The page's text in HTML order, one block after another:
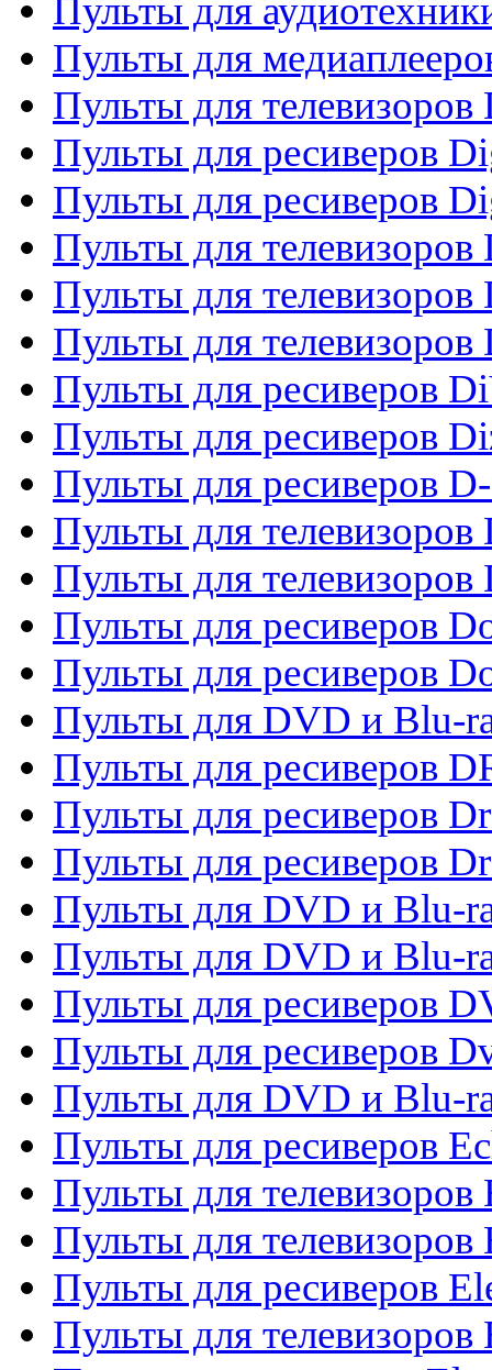
Пульты для
Пульты для
Пульты для телевизоров
Пульты для ресиверов
Пульты для ресиверов
Пульты для
Пульты для
Пульты для телевизоров
Пульты для ресиверов
Пульты для ресиверов
Пульты для ресиверов
Пульты для телевизоров
Пульты для
Пульты для ресиверов
Пульты для ресиверов
Пульты для DVD и Blu-
Пульты для ресиверов
Пульты для ресиверов
Пульты для ресиверов
Пульты для DVD и Blu-
Пульты для DVD и Blu-
Пульты для ресиверов
Пульты для ресиверов
Пульты для DVD и Blu-
Пульты для ресиверов
Пульты для телевизоров
Пульты для телевизоров
Пульты для ресиверов
Пульты для телевизоров